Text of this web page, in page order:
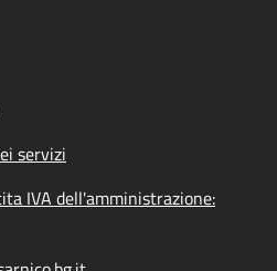
servizi
IVA dell'amministrazione: